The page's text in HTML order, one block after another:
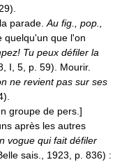
parade. Au fig., pop.,
quelqu'un que l'on
Tu peux défiler la
I, 5, p. 59). Mourir.
ne revient pas sur ses
groupe de pers.]
après les autres
vogue qui fait défiler
sais., 1923, p. 836) :